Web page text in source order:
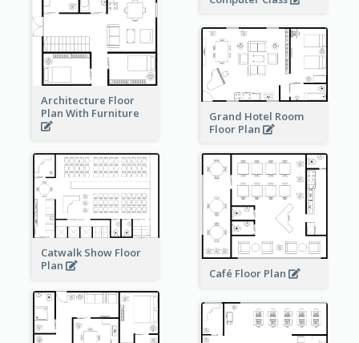
Architecture Floor
Plan With Furniture
Grand Hotel Room
Floor Plan
Catwalk Show Floor
Plan
Café Floor Plan